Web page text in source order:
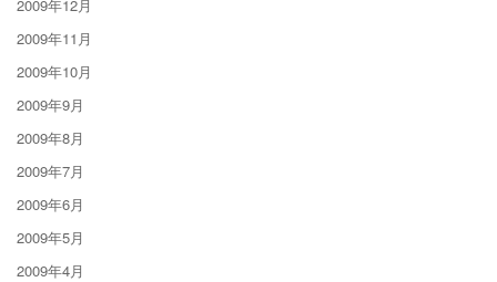
2009年12月
2009年11月
2009年10月
2009年9月
2009年8月
2009年7月
2009年6月
2009年5月
2009年4月